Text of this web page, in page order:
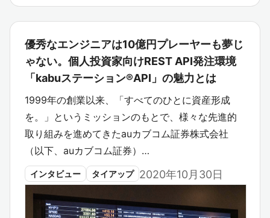
優秀なエンジニアは10億円プレーヤーも夢じ
ゃない。個人投資家向けREST API発注環境
「kabuステーション®API」の魅力とは
1999年の創業以来、「すべてのひとに資産形成
を。」というミッションのもとで、様々な先進的
取り組みを進めてきたauカブコム証券株式会社
（以下、auカブコム証券）…
インタビュー タイアップ 2020年10月30日